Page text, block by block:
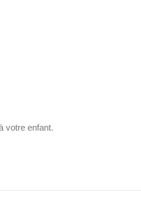
votre enfant.